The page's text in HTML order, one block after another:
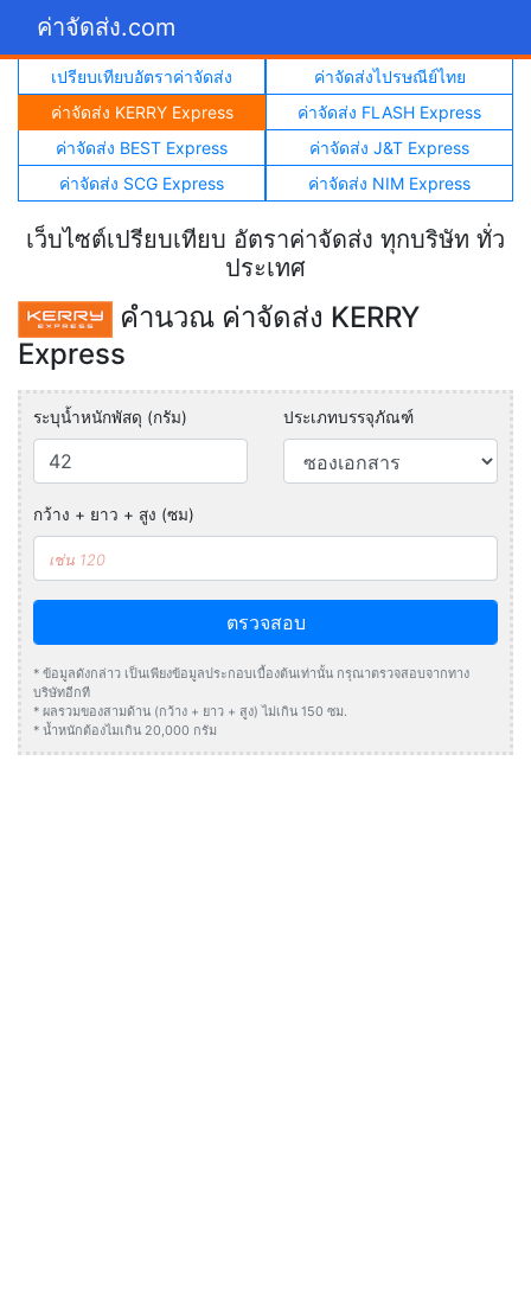
ค่าจัดส่ง.com
เปรียบเทียบอัตราค่าจัดส่ง
ค่าจัดส่งไปรษณีย์ไทย
ค่าจัดส่ง KERRY Express
ค่าจัดส่ง FLASH Express
ค่าจัดส่ง BEST Express
ค่าจัดส่ง J&T Express
ค่าจัดส่ง SCG Express
ค่าจัดส่ง NIM Express
เว็บไซต์เปรียบเทียบ อัตราค่าจัดส่ง ทุกบริษัท ทั่ว
ประเทศ
คำนวณ ค่าจัดส่ง KERRY
Express
ระบุน้ำหนักพัสดุ (กรัม) ประเภทบรรจุภัณฑ์
กว้าง + ยาว + สูง (ซม)
ตรวจสอบ
* ข้อมูลดังกล่าว เป็นเพียงข้อมูลประกอบเบื้องต้นเท่านั้น กรุณาตรวจสอบจากทาง
บริษัทอีกที
* ผลรวมของสามด้าน (กว้าง + ยาว + สูง) ไม่เกิน 150 ซม.
* น้ำหนักต้องไมเกิน 20,000 กรัม